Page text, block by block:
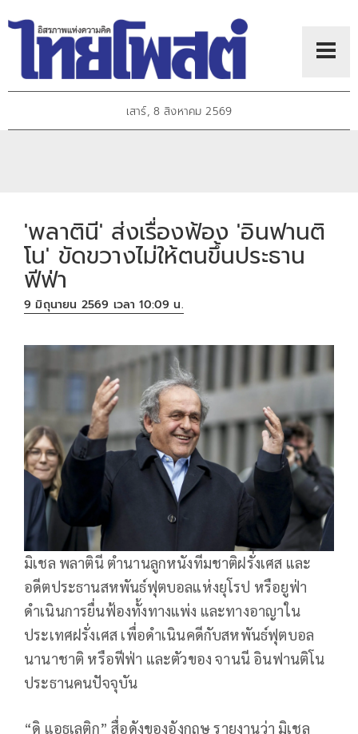
เสาร์, 8 สิงหาคม 2569
'พลาตินี' ส่งเรื่องฟ้อง 'อินฟานติ
โน' ขัดขวางไม่ให้ตนขึ้นประธาน
ฟีฟ่า
9 มิถุนายน 2569 เวลา 10:09 น.
มิเชล พลาตินี ตำนานลูกหนังทีมชาติฝรั่งเศส และ
อดีตประธานสหพันธ์ฟุตบอลแห่งยุโรป หรือยูฟ่า
ดำเนินการยื่นฟ้องทั้งทางแพ่ง และทางอาญาใน
ประเทศฝรั่งเศส เพื่อดำเนินคดีกับสหพันธ์ฟุตบอล
นานาชาติ หรือฟีฟ่า และตัวของ จานนี อินฟานติโน
ประธานคนปัจจุบัน
“ดิ แอธเลติก” สื่อดังของอังกฤษ รายงานว่า มิเชล